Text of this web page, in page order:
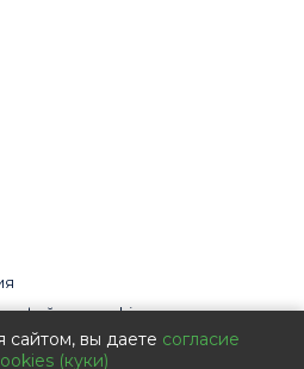
файлов cookies
данных с помощью сервиса
сайтом, вы даете согласие
(куки)